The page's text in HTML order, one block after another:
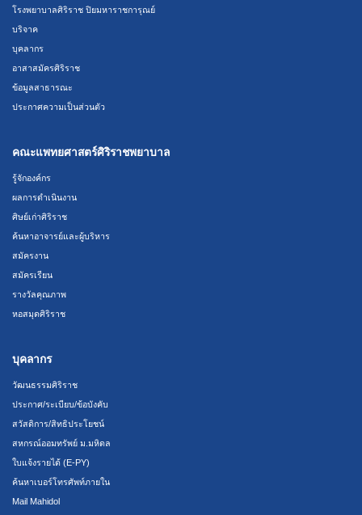
โรงพยาบาลศิริราช ปิยมหาราชการุณย์
บริจาค
บุคลากร
อาสาสมัครศิริราช
ข้อมูลสาธารณะ
ประกาศความเป็นส่วนตัว
คณะแพทยศาสตร์ศิริราชพยาบาล
รู้จักองค์กร
ผลการดำเนินงาน
ศิษย์เก่าศิริราช
ค้นหาอาจารย์และผู้บริหาร
สมัครงาน
สมัครเรียน
รางวัลคุณภาพ
หอสมุดศิริราช
บุคลากร
วัฒนธรรมศิริราช
ประกาศ/ระเบียบ/ข้อบังคับ
สวัสดิการ/สิทธิประโยชน์
สหกรณ์ออมทรัพย์ ม.มหิดล
ใบแจ้งรายได้ (E-PY)
ค้นหาเบอร์โทรศัพท์ภายใน
Mail Mahidol